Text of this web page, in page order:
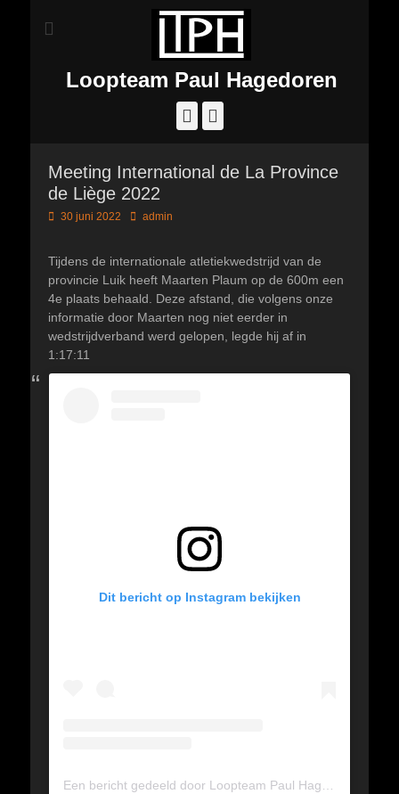
Loopteam Paul Hagedoren
Facebook
Meeting International de La Province
de Liège 2022
Geplaatst
30 juni 2022 Author
admin
Tijdens de internationale atletiekwedstrijd van de
provincie Luik heeft Maarten Plaum op de 600m een
4e plaats behaald. Deze afstand, die volgens onze
informatie door Maarten nog niet eerder in
wedstrijdverband werd gelopen, legde hij af in
1:17:11
Dit bericht op Instagram bekijken
Een bericht gedeeld door Loopteam Paul Hagedoren (@loopteam_paul_hagedoren)